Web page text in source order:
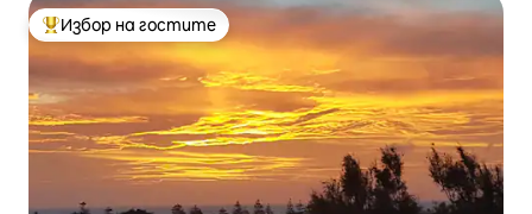
Най-популярен избор на гостите
Избор на гостите